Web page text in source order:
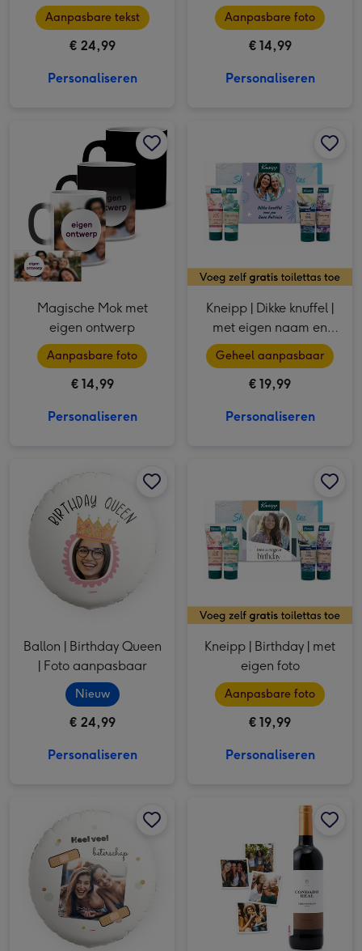
tekst & naam
aanpasbaar
Aanpasbare tekst
€ 24,99
Personaliseren
Met eigen foto
Aanpasbare foto
€ 14,99
Personaliseren
Magische Mok met
eigen ontwerp
Aanpasbare foto
€ 14,99
Personaliseren
Kneipp | Dikke knuffel |
met eigen naam en
foto
Geheel aanpasbaar
€ 19,99
Personaliseren
Ballon | Birthday Queen
| Foto aanpasbaar
Nieuw
€ 24,99
Personaliseren
Kneipp | Birthday | met
eigen foto
Aanpasbare foto
€ 19,99
Personaliseren